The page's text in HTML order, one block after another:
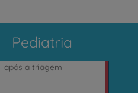
Pediatria
após a triagem